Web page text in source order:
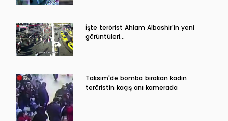
İşte terörist Ahlam Albashir'in yeni
görüntüleri…
Taksim'de bomba bırakan kadın
teröristin kaçış anı kamerada